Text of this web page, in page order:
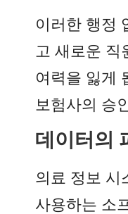
이러한 행정
고 새로운 직
여력을 잃게
보험사의 승
데이터의
의료 정보 시
사용하는 소